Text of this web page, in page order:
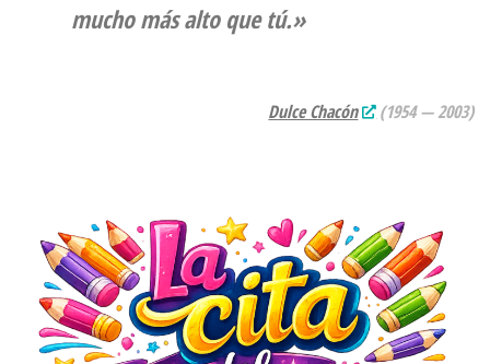
mucho más alto que tú.»
Dulce Chacón (1954 — 2003)